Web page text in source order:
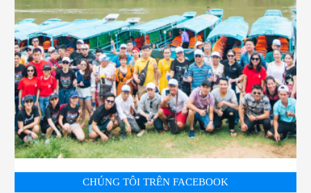
CHÚNG TÔI TRÊN FACEBOOK